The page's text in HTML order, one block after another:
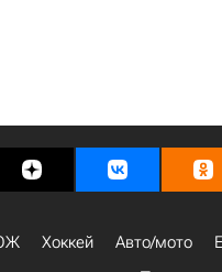
Хоккей Авто/мото